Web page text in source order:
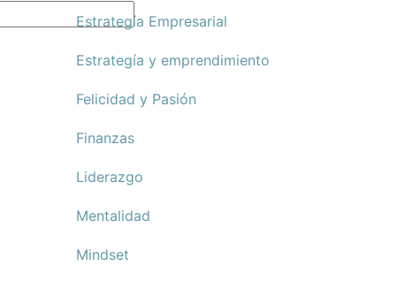
Estrategía Empresarial
Estrategía y emprendimiento
Felicidad y Pasión
Finanzas
Liderazgo
Mentalidad
Mindset